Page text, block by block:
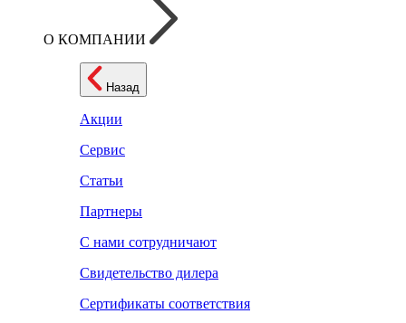
О КОМПАНИИ
Назад
Акции
Сервис
Статьи
Партнеры
С нами сотрудничают
Свидетельство дилера
Сертификаты соответствия